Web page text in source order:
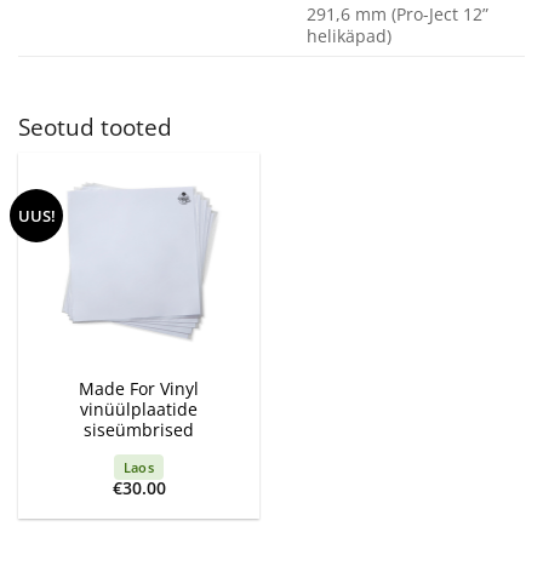
291,6 mm (Pro-Ject 12”
helikäpad)
Seotud tooted
UUS!
Made For Vinyl
vinüülplaatide
siseümbrised
Laos
€30.00